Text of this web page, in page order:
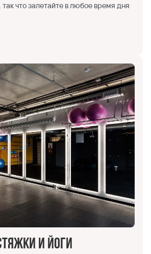
что залетайте в любое время дня
и йоги